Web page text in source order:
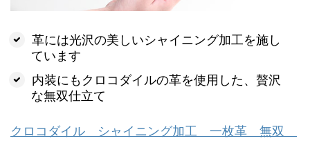
革には光沢の美しいシャイニング加工を施し
ています
内装にもクロコダイルの革を使用した、贅沢
な無双仕立て
クロコダイル シャイニング加工 一枚革 無双